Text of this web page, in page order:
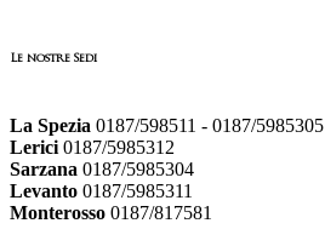
Le nostre Sedi
La Spezia 0187/598511 - 0187/5985305
Lerici 0187/5985312
Sarzana 0187/5985304
Levanto 0187/5985311
Monterosso 0187/817581